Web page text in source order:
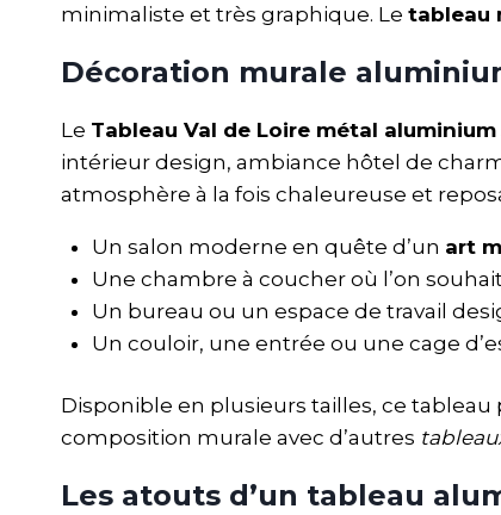
minimaliste et très graphique. Le tableau
Décoration murale
Le Tableau Val de Loire métal aluminium
intérieur design, ambiance hôtel de
atmosphère à la fois chaleureuse et
Un salon moderne en quête d’un art
Une chambre à coucher où l’on
Un bureau ou un espace de travail
Un couloir, une entrée ou une cage
Disponible en plusieurs tailles, ce tableau
composition murale avec d’autres
Les atouts d’un tableau